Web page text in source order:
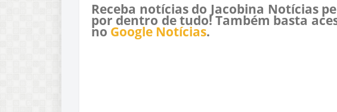
Receba notícias do Jacobina Notícias
por dentro de tudo! Também basta
no Google Notícias.